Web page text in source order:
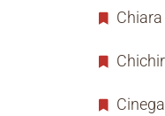
Chiara